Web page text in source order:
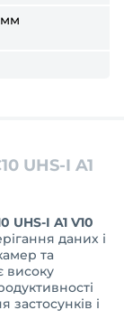
мм
UHS-I A1
UHS-I A1 V10
даних і
та
високу
і